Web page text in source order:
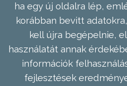
ha egy új oldalra lép,
korábban bevitt
kell újra begépelnie,
használatát annak
információk
fejlesztések